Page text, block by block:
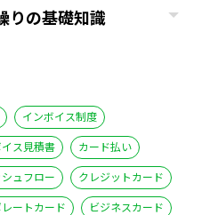
りの基礎知識
インボイス制度
ス見積書
カード払い
ュフロー
クレジットカード
ートカード
ビジネスカード